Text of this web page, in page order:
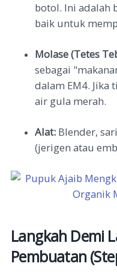
botol. Ini adalah
baik untuk
Molase (Tetes
sebagai
dalam EM4. Jika
air gula merah.
Alat: Blender,
(jerigen atau
Langkah Demi
Pembuatan